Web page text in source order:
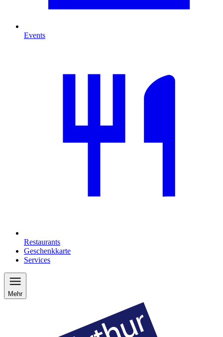
Events
Restaurants
Geschenkkarte
Services
Mehr